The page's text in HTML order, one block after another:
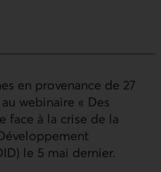
en provenance de 27
webinaire « Des
face à la crise de la
le 5 mai dernier.